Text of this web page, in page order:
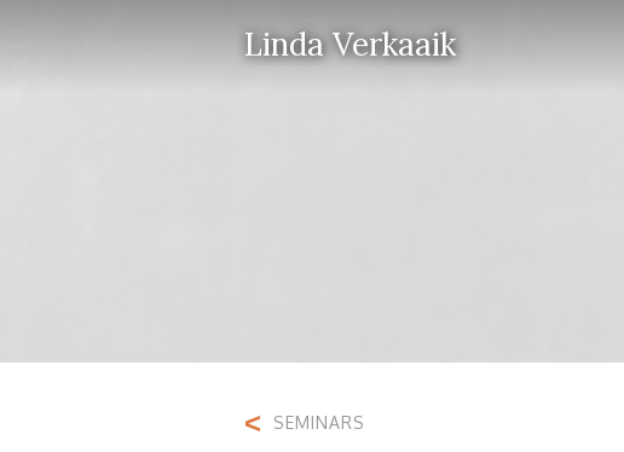
Linda Verkaaik
< SEMINARS